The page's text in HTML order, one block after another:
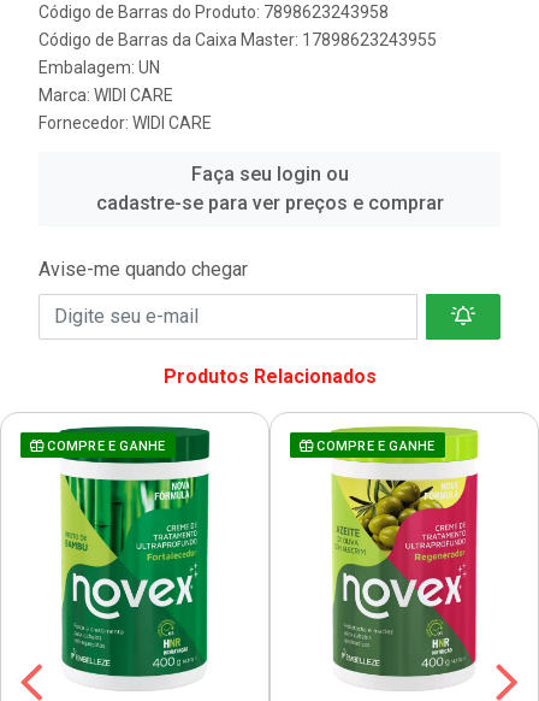
Código de Barras do Produto: 7898623243958
Código de Barras da Caixa Master: 17898623243955
Embalagem: UN
Marca: WIDI CARE
Fornecedor: WIDI CARE
Faça seu login ou
cadastre-se para ver preços e comprar
Avise-me quando chegar
Produtos Relacionados
COMPRE E GANHE COMPRE E GANHE